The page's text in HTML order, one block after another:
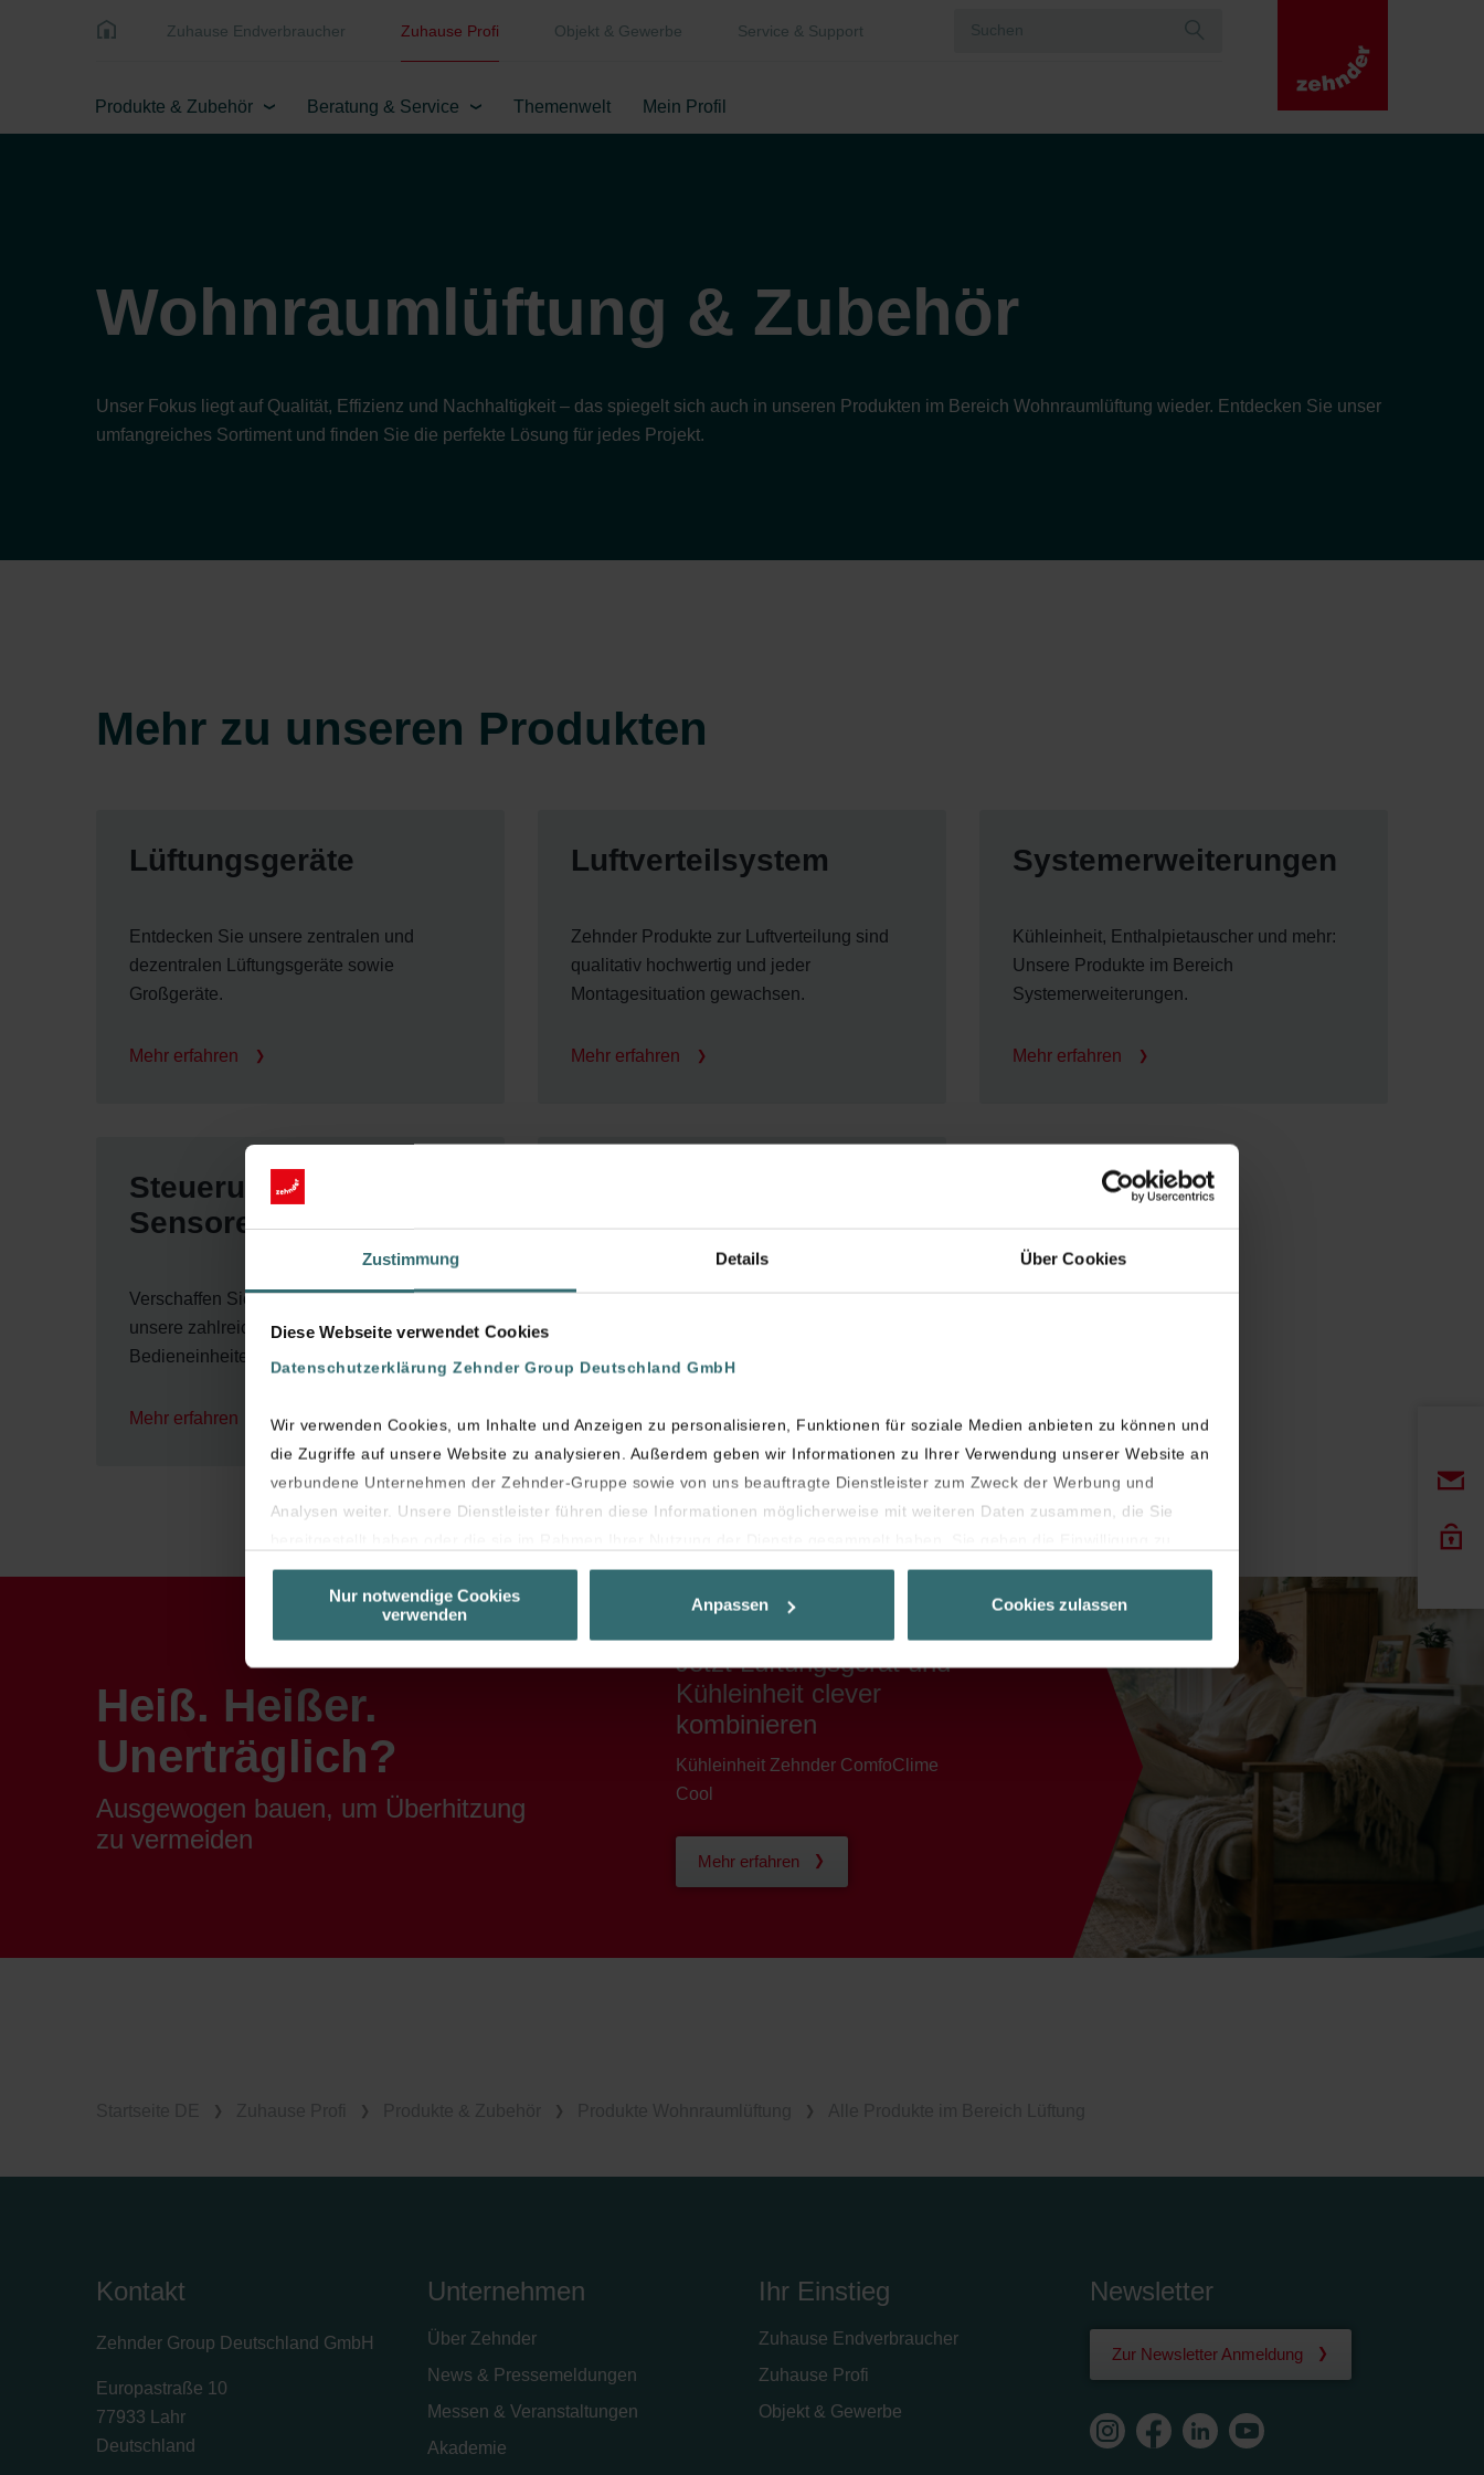
Zustimmung Details Über Cookies
Diese Webseite verwendet Cookies
Datenschutzerklärung Zehnder Group Deutschland GmbH
Wir verwenden Cookies, um Inhalte und Anzeigen zu personalisieren, Funktionen für soziale Medien anbieten zu können und
die Zugriffe auf unsere Website zu analysieren. Außerdem geben wir Informationen zu Ihrer Verwendung unserer Website an
verbundene Unternehmen der Zehnder-Gruppe sowie von uns beauftragte Dienstleister zum Zweck der Werbung und
Analysen weiter. Unsere Dienstleister führen diese Informationen möglicherweise mit weiteren Daten zusammen, die Sie
unseren Cookies, wenn Sie in deren Verwendung eingewilligt haben.
Laut Gesetz können wir Cookies auf Ihrem Gerät speichern, wenn diese für den Betrieb dieser Seite unbedingt notwendig
sind (Kategorie „Notwendig“). Für alle anderen Cookie-Typen benötigen wir Ihre Einwilligung.
Sie können Ihre Einwilligung jederzeit von der Cookie-Erklärung auf unserer Website ändern oder widerrufen.
Nur notwendige Cookies
verwenden
Anpassen Cookies zulassen
Zuhause Endverbraucher Zuhause Profi Objekt & Gewerbe Service & Support
Produkte & Zubehör Beratung & Service Themenwelt Mein Profil
Wohnraumlüftung & Zubehör
Unser Fokus liegt auf Qualität, Effizienz und Nachhaltigkeit – das spiegelt sich auch in unseren Produkten im Bereich Wohnraumlüftung wieder. Entdecken Sie unser
umfangreiches Sortiment und finden Sie die perfekte Lösung für jedes Projekt.
Mehr zu unseren Produkten
Lüftungsgeräte
Entdecken Sie unsere zentralen und
dezentralen Lüftungsgeräte sowie
Großgeräte.
Mehr erfahren
Steuerungen und
Sensoren
Verschaffen Sie sich einen Überblick über
unsere zahlreichen Sensoren und
Bedieneinheiten für Lüftungsgeräte.
Mehr erfahren
Luftverteilsystem
Zehnder Produkte zur Luftverteilung sind
qualitativ hochwertig und jeder
Montagesituation gewachsen.
Mehr erfahren
und Ventile
Wir bieten eine große Auswahl an
Systemerweiterungen
Kühleinheit, Enthalpietauscher und mehr:
Unsere Produkte im Bereich
Systemerweiterungen.
Mehr erfahren
Heiß. Heißer.
Unerträglich?
Ausgewogen bauen, um Überhitzung
zu vermeiden
Jetzt Lüftungsgerät und
Kühleinheit clever
kombinieren
Kühleinheit Zehnder ComfoClime
Cool
Mehr erfahren
Kontakt
Zehnder Group Deutschland GmbH
Europastraße 10
77933 Lahr
Deutschland
Unternehmen
Über Zehnder
News & Pressemeldungen
Messen & Veranstaltungen
Akademie
Ihr Einstieg
Zuhause Endverbraucher
Zuhause Profi
Objekt & Gewerbe
Newsletter
Zur Newsletter Anmeldung